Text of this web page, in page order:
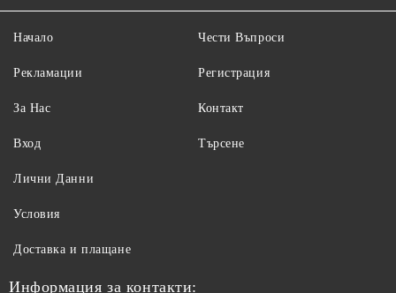
Начало
Рекламации
За Нас
Вход
Чести Въпроси
Регистрация
Контакт
Търсене
Лични Данни
Условия
Доставка и плащане
Информация за контакти: